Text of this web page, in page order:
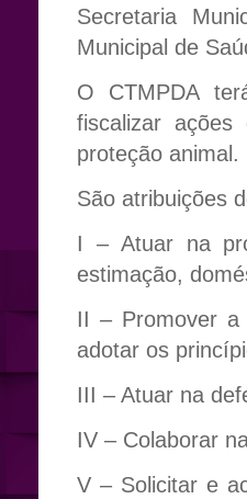
Secretaria
Municipal de
O CTMPDA
fiscalizar
proteção animal.
São atribuições
I – Atuar na
estimação,
II – Promover a
adotar os
III – Atuar na
IV – Colaborar
V – Solicitar e